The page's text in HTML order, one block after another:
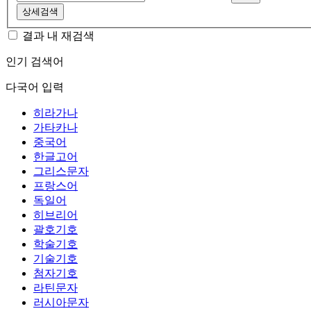
상세검색
결과 내 재검색
인기 검색어
다국어 입력
히라가나
가타카나
중국어
한글고어
그리스문자
프랑스어
독일어
히브리어
괄호기호
학술기호
기술기호
첨자기호
라틴문자
러시아문자